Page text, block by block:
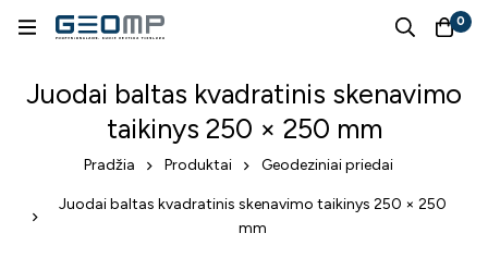
0
Juodai baltas kvadratinis skenavimo
taikinys 250 × 250 mm
Pradžia Produktai Geodeziniai priedai
Juodai baltas kvadratinis skenavimo taikinys 250 × 250
mm